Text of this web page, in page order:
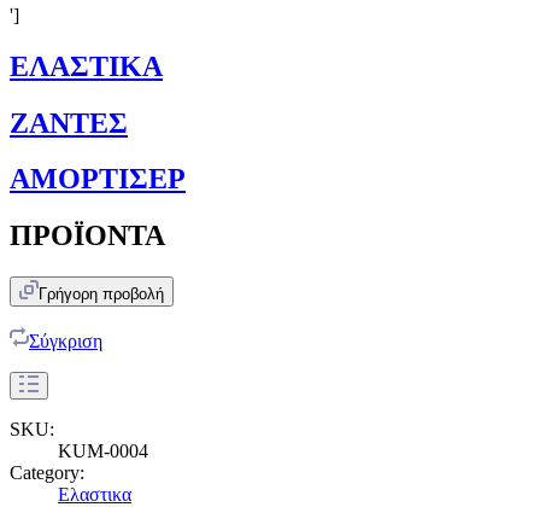
']
ΕΛΑΣΤΙΚΑ
ΖΑΝΤΕΣ
ΑΜΟΡΤΙΣΕΡ
ΠΡΟΪΟΝΤΑ
Γρήγορη προβολή
Σύγκριση
SKU:
KUM-0004
Category:
Ελαστικα